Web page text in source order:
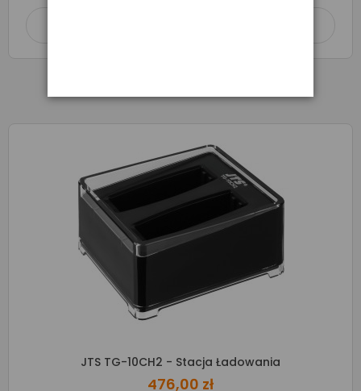
JTS TG-10CH2 - Stacja Ładowania
476,00 zł